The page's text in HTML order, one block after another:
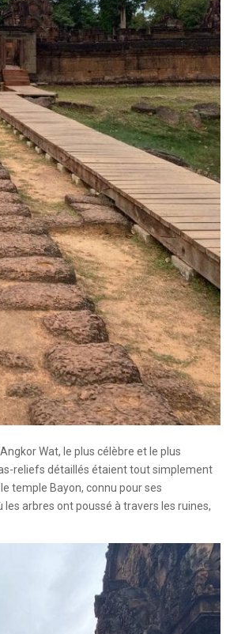
Wat, le plus célèbre et le plus
reliefs détaillés étaient tout simplement
temple Bayon, connu pour ses
arbres ont poussé à travers les ruines,